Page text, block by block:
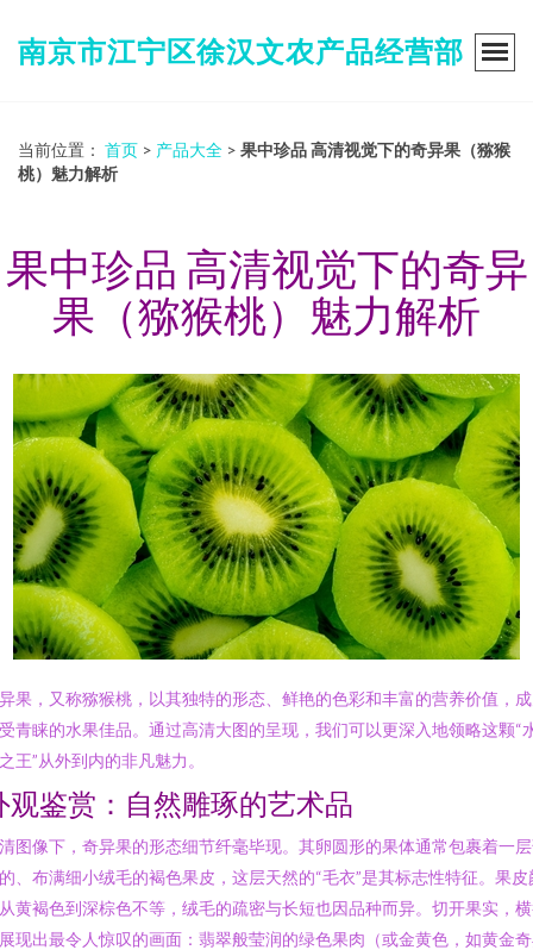
南京市江宁区徐汉文农产品经营部
当前位置： 首页 > 产品大全 > 果中珍品 高清视觉下的奇异果（猕猴
桃）魅力解析
果中珍品 高清视觉下的奇异
果（猕猴桃）魅力解析
果，又称猕猴桃，以其独特的形态、鲜艳的色彩和丰富的营养价值，
青睐的水果佳品。通过高清大图的呈现，我们可以更深入地领略这颗“
王”从外到内的非凡魅力。
观鉴赏：自然雕琢的艺术品
图像下，奇异果的形态细节纤毫毕现。其卵圆形的果体通常包裹着一
、布满细小绒毛的褐色果皮，这层天然的“毛衣”是其标志性特征。果皮
黄褐色到深棕色不等，绒毛的疏密与长短也因品种而异。切开果实，
现出最令人惊叹的画面：翡翠般莹润的绿色果肉（或金黄色，如黄金